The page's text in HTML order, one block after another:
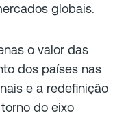
globais.
o valor das
dos países nas
e a redefinição
do eixo